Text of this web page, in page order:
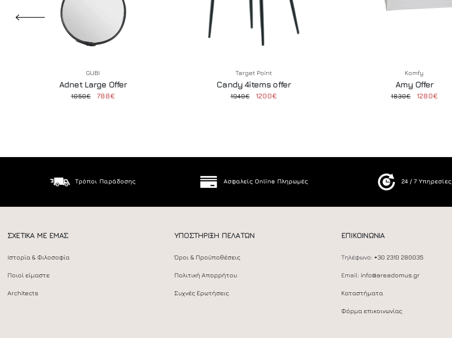
GUBI
Adnet Large Offer
1050€ 788€
Target Point
Candy 4items offer
1940€ 1200€
Komfy
Amy Offer
1830€ 1280€
Τρόποι Παράδοσης Ασφαλείς Online Πληρωμές 24 / 7 Υπηρεσίες
ΣΧΕΤΙΚΑ ΜΕ ΕΜΑΣ
Ιστορία & Φιλοσοφία
Ποιοί είμαστε
Architects
ΥΠΟΣΤΗΡΙΞΗ ΠΕΛΑΤΩΝ
Όροι & Προϋποθέσεις
Πολιτική Απορρήτου
Συχνές Ερωτήσεις
ΕΠΙΚΟΙΝΩΝΙΑ
Τηλέφωνο: +30 2310 280035
Email: info@areadomus.gr
Καταστήματα
Φόρμα επικοινωνίας